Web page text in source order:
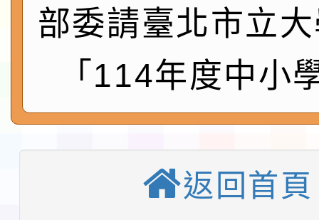
本校115學年度第1學
第3次招考代課鐘點教
告(不再辦理後續甄選)
賽實施要點」1份
本市「115學年度學生
程安排一案
展演活動實施計畫」
社團法人中華民國畫
部委請臺北市立
「114年度中小
返回首頁